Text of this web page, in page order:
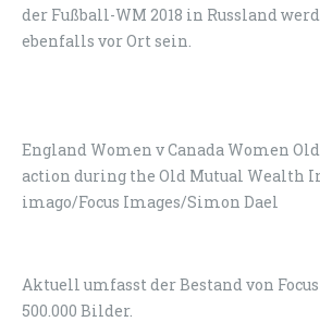
der Fußball-WM 2018 in Russland
ebenfalls vor Ort sein.
England Women v Canada Women
action during the Old Mutual Wealth
imago/Focus Images/Simon Dael
Aktuell umfasst der Bestand von
500.000 Bilder.